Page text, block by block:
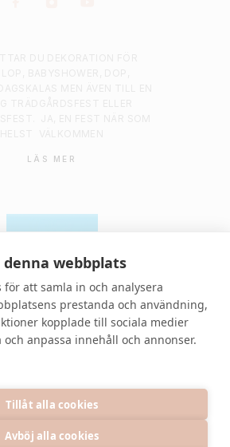
denna webbplats
för att samla in och analysera
prestanda och användning,
kopplade till sociala medier
anpassa innehåll och annonser.
Tillåt alla cookies
Avböj alla cookies
LÄS MER
| All rights reserved.